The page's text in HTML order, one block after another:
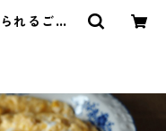
れるごは